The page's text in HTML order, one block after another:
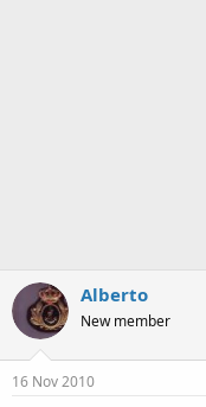
Alberto
New member
16 Nov 2010